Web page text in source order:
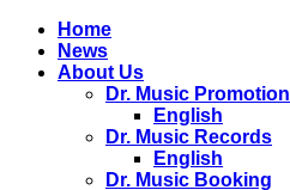
Home
News
About Us
Dr. Music Promotion
English
Dr. Music Records
English
Dr. Music Booking